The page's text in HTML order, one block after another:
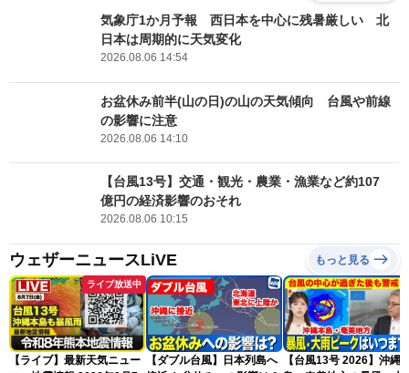
気象庁1か月予報 西日本を中心に残暑厳しい 北
日本は周期的に天気変化
2026.08.06 14:54
お盆休み前半(山の日)の山の天気傾向 台風や前線
の影響に注意
2026.08.06 14:10
【台風13号】交通・観光・農業・漁業など約107
億円の経済影響のおそれ
2026.08.06 10:15
ウェザーニュースLiVE もっと見る
ライブ放送中
【ライブ】最新天気ニュー
【ダブル台風】日本列島へ
【台風13号 2026】沖縄